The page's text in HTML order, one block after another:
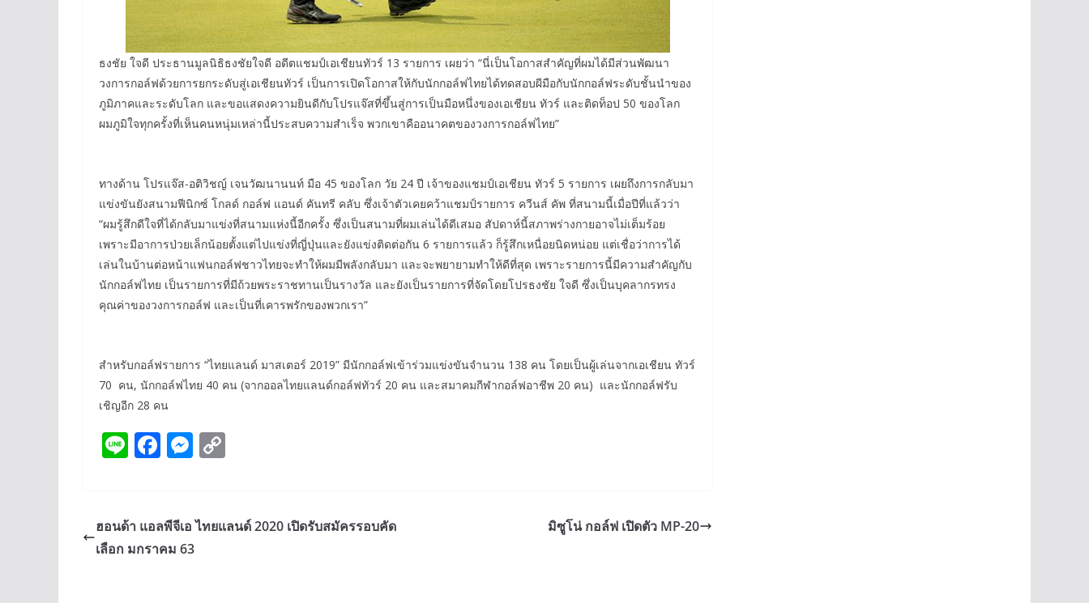
ธงชัย ใจดี ประธานมูลนิธิธงชัยใจดี อดีตแชมป์เอเชียนทัวร์ 13 รายการ เผยว่า “นี่เป็นโอกาสสำคัญที่ผมได้มีส่วนพัฒนา
วงการกอล์ฟด้วยการยกระดับสู่เอเชียนทัวร์ เป็นการเปิดโอกาสให้กับนักกอล์ฟไทยได้ทดสอบผีมือกับนักกอล์ฟระดับชั้นนำของ
ภูมิภาคและระดับโลก และขอแสดงความยินดีกับโปรแจ๊สที่ขึ้นสู่การเป็นมือหนึ่งของเอเชียน ทัวร์ และติดท็อป 50 ของโลก
ผมภูมิใจทุกครั้งที่เห็นคนหนุ่มเหล่านี้ประสบความสำเร็จ พวกเขาคืออนาคตของวงการกอล์ฟไทย”
ทางด้าน โปรแจ๊ส-อติวิชญ์ เจนวัฒนานนท์ มือ 45 ของโลก วัย 24 ปี เจ้าของแชมป์เอเชียน ทัวร์ 5 รายการ เผยถึงการกลับมา
แข่งขันยังสนามฟีนิกซ์ โกลด์ กอล์ฟ แอนด์ คันทรี คลับ ซึ่งเจ้าตัวเคยคว้าแชมป์รายการ ควีนส์ คัพ ที่สนามนี้เมื่อปีที่แล้วว่า
“ผมรู้สึกดีใจที่ได้กลับมาแข่งที่สนามแห่งนี้อีกครั้ง ซึ่งเป็นสนามที่ผมเล่นได้ดีเสมอ สัปดาห์นี้สภาพร่างกายอาจไม่เต็มร้อย
เพราะมีอาการป่วยเล็กน้อยตั้งแต่ไปแข่งที่ญี่ปุ่นและยังแข่งติดต่อกัน 6 รายการแล้ว ก็รู้สึกเหนื่อยนิดหน่อย แต่เชื่อว่าการได้
เล่นในบ้านต่อหน้าแฟนกอล์ฟชาวไทยจะทำให้ผมมีพลังกลับมา และจะพยายามทำให้ดีที่สุด เพราะรายการนี้มีความสำคัญกับ
นักกอล์ฟไทย เป็นรายการที่มีถ้วยพระราชทานเป็นรางวัล และยังเป็นรายการที่จัดโดยโปรธงชัย ใจดี ซึ่งเป็นบุคลากรทรง
คุณค่าของวงการกอล์ฟ และเป็นที่เคารพรักของพวกเรา”
สำหรับกอล์ฟรายการ “ไทยแลนด์ มาสเตอร์ 2019” มีนักกอล์ฟเข้าร่วมแข่งขันจำนวน 138 คน โดยเป็นผู้เล่นจากเอเชียน ทัวร์
70 คน, นักกอล์ฟไทย 40 คน (จากออลไทยแลนด์กอล์ฟทัวร์ 20 คน และสมาคมกีฬากอล์ฟอาชีพ 20 คน) และนักกอล์ฟรับ
เชิญอีก 28 คน
Li F
b
o
M
e
n
y
ฮอนด้า แอลพีจีเอ ไทยแลนด์ 2020 เปิดรับสมัครรอบคัด
เลือก มกราคม 63
มิซูโน่ กอล์ฟ เปิดตัว MP-20